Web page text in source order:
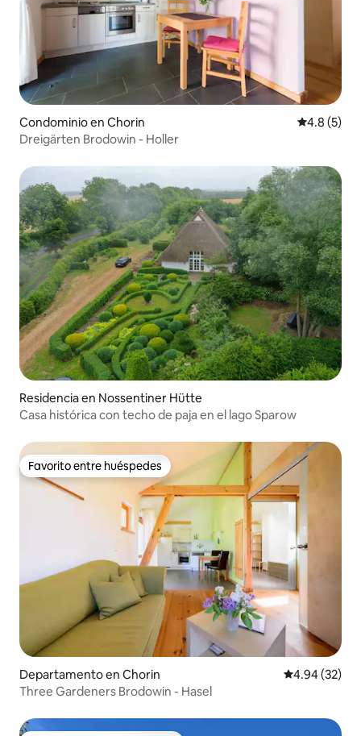
Condominio en Chorin
4.8 (5)
Dreigärten Brodowin - Holler
Residencia en Nossentiner Hütte
Casa histórica con techo de paja en el lago Sparow
Favorito entre huéspedes
Favorito entre huéspedes
Departamento en Chorin Calificación
4.94 (32)
Three Gardeners Brodowin - Hasel